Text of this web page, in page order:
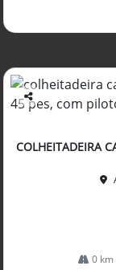
Co
arti
lhe
COLHEITADEIRA
0 km